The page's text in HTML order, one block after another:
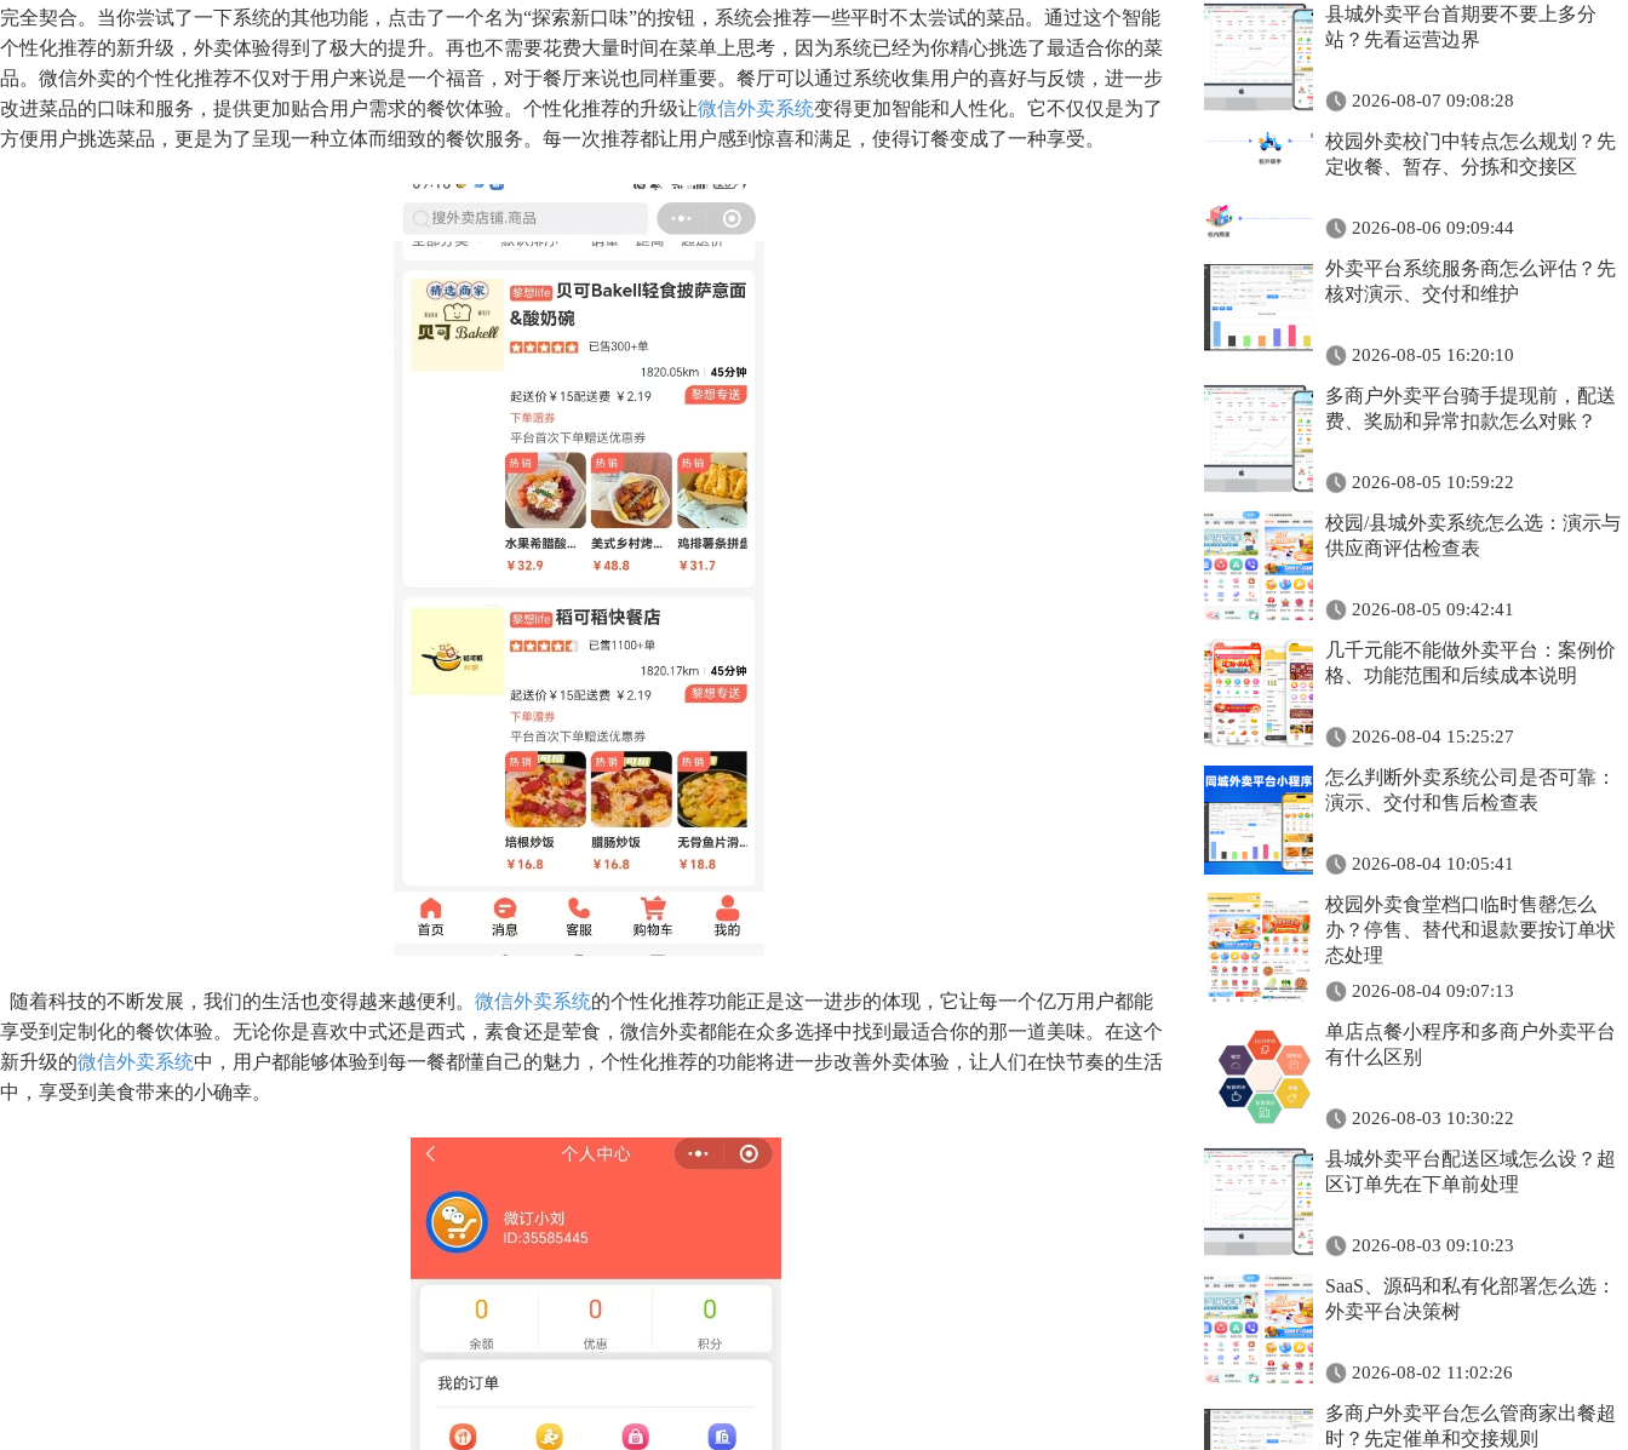
完全契合。当你尝试了一下系统的其他功能，点击了一个名为“探索新口味”的按钮，系统会推荐一些平时不太尝试的菜品。通过这个智能
个性化推荐的新升级，外卖体验得到了极大的提升。再也不需要花费大量时间在菜单上思考，因为系统已经为你精心挑选了最适合你的菜
品。微信外卖的个性化推荐不仅对于用户来说是一个福音，对于餐厅来说也同样重要。餐厅可以通过系统收集用户的喜好与反馈，进一步
改进菜品的口味和服务，提供更加贴合用户需求的餐饮体验。个性化推荐的升级让微信外卖系统变得更加智能和人性化。它不仅仅是为了
方便用户挑选菜品，更是为了呈现一种立体而细致的餐饮服务。每一次推荐都让用户感到惊喜和满足，使得订餐变成了一种享受。
随着科技的不断发展，我们的生活也变得越来越便利。 微信外卖系统的个性化推荐功能正是这一进步的体现，它让每一个亿万用户都能
享受到定制化的餐饮体验。无论你是喜欢中式还是西式，素食还是荤食，微信外卖都能在众多选择中找到最适合你的那一道美味。在这个
新升级的微信外卖系统中，用户都能够体验到每一餐都懂自己的魅力，个性化推荐的功能将进一步改善外卖体验，让人们在快节奏的生活
中，享受到美食带来的小确幸。
县城外卖平台首期要不要上多分
站？先看运营边界
2026-08-07 09:08:28
校园外卖校门中转点怎么规划？先
定收餐、暂存、分拣和交接区
2026-08-06 09:09:44
外卖平台系统服务商怎么评估？先
核对演示、交付和维护
2026-08-05 16:20:10
多商户外卖平台骑手提现前，配送
费、奖励和异常扣款怎么对账？
2026-08-05 10:59:22
校园/县城外卖系统怎么选：演示与
供应商评估检查表
2026-08-05 09:42:41
几千元能不能做外卖平台：案例价
格、功能范围和后续成本说明
2026-08-04 15:25:27
怎么判断外卖系统公司是否可靠：
演示、交付和售后检查表
2026-08-04 10:05:41
校园外卖食堂档口临时售罄怎么
办？停售、替代和退款要按订单状
态处理
2026-08-04 09:07:13
单店点餐小程序和多商户外卖平台
有什么区别
2026-08-03 10:30:22
县城外卖平台配送区域怎么设？超
区订单先在下单前处理
2026-08-03 09:10:23
SaaS、源码和私有化部署怎么选：
外卖平台决策树
2026-08-02 11:02:26
多商户外卖平台怎么管商家出餐超
时？先定催单和交接规则